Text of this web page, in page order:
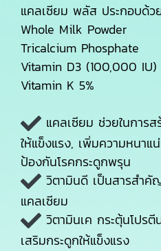
แคลเซียม พลัส ประกอบด้ว
Whole Milk
Tricalcium
Vitamin D3
Vitamin K
แคลเซียม ช่วยในการส
ให้แข็งแรง, เพิ่มความหนาแ
ป้องกันโรคกระดูกพรุน
วิตามินดี เป็นสารสำคั
แคลเซียม
วิตามินเค กระตุ้นโปรตี
เสริมกระดูกให้แข็งแรง